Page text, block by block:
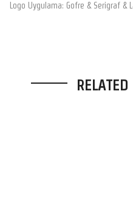
Logo Uygulama: Gofre & Serigraf &